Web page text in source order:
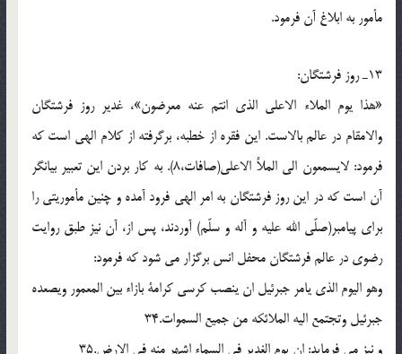
مأمور به ابلاغ آن فرمود.
13ـ روز فرشتگان:
«هذا يوم الملاء الاعلى الذى انتم عنه معرضون»، غدير روز فرشتگان
والامقام در عالم بالاست. اين فقره از خطبه، برگرفته از كلام الهى است كه
فرمود: لايسمعون الى الملأ الاعلى(صافات،8). به كار بردن اين تعبير بيانگر
آن است كه در اين روز فرشتگان به امر الهى فرود آمده و چنين مأموريتى را
براى پيامبر(صلّی الله علیه و آله و سلّم) آوردند، پس از، آن نيز طبق روايت
رضوى در عالم فرشتگان محفل انس برگزار مى شود كه فرمود:
وهو اليوم الذى يامر جبرئيل ان ينصب كرسى كرامة بازاء بين المعمور ويصعده
جبرئيل وتجتمع اليه الملائكه من جميع السموات.34